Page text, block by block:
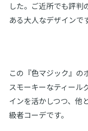
した。ご近所でも評判
ある大人なデザインで
この『色マジック』の
スモーキーなティール
インを活かしつつ、他
級者コーデです。